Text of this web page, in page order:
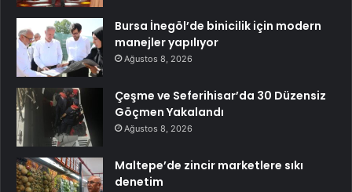
Bursa İnegöl’de binicilik için modern
manejler yapılıyor
Ağustos 8, 2026
Çeşme ve Seferihisar’da 30 Düzensiz
Göçmen Yakalandı
Ağustos 8, 2026
Maltepe’de zincir marketlere sıkı
denetim